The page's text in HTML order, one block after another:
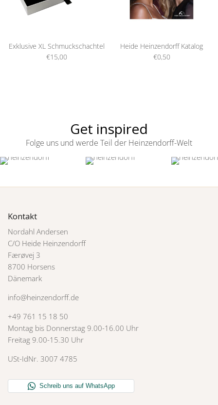
Exklusive XL Schmuckschachtel
€15,00
Heide Heinzendorff Katalog
€0,50
Get inspired
Folge uns und werde Teil der Heinzendorff-Welt
Kontakt
Nordahl Andersen
C/O Heide Heinzendorff
Færøvej 3
8700 Horsens
Dänemark
info@heinzendorff.de
+49 761 15 18 50
Montag bis Donnerstag 9.00-16.00 Uhr
Freitag 9.00-15.30 Uhr
USt-IdNr. 3007 4785